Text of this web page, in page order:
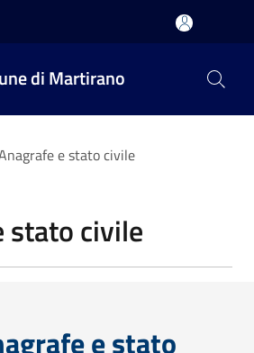
di Martirano
e stato civile
stato civile
e stato